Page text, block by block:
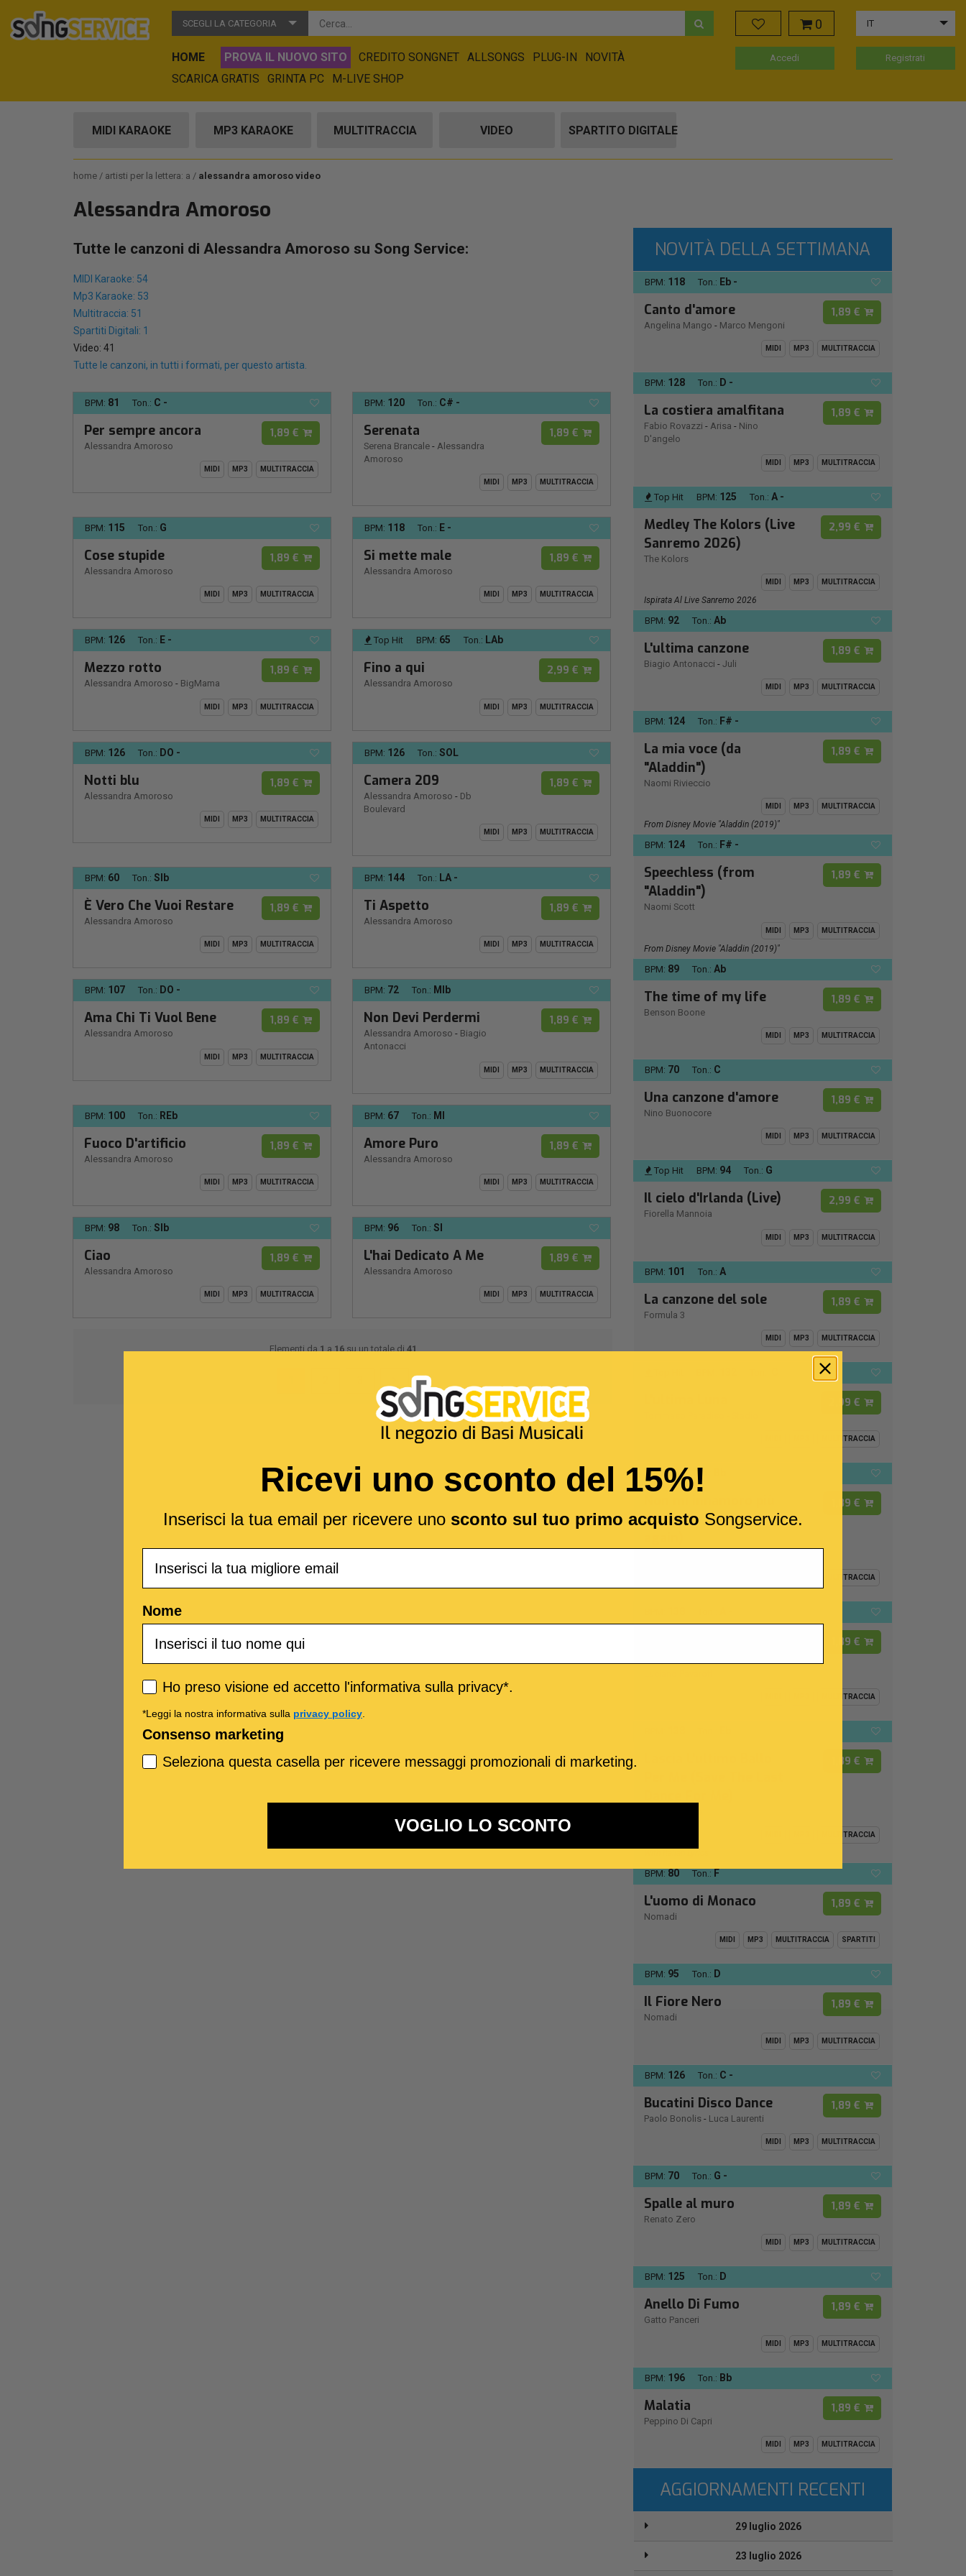
SCEGLI LA CATEGORIA
HOME PROVA IL NUOVO SITO CREDITO SONGNET ALLSONGS PLUG-IN
NOVITÀ
SCARICA GRATIS
GRINTA PC M-LIVE SHOP
0 IT
Accedi Registrati
MIDI KARAOKE MP3 KARAOKE MULTITRACCIA VIDEO SPARTITO DIGITALE
home artisti per la lettera: a alessandra amoroso video
Alessandra Amoroso
Tutte le canzoni di Alessandra Amoroso su Song Service:
MIDI Karaoke: 54
Mp3 Karaoke: 53
Multitraccia: 51
Spartiti Digitali: 1
Video: 41
Tutte le canzoni, in tutti i formati, per questo artista.
BPM: 81 Ton.: C -
Per sempre ancora
Alessandra Amoroso
1,89 €
MIDI MP3 MULTITRACCIA
BPM: 120 Ton.: C# -
Serenata
Serena Brancale - Alessandra
Amoroso
1,89 €
MIDI MP3 MULTITRACCIA
BPM: 115 Ton.: G
Cose stupide
Alessandra Amoroso
1,89 €
MIDI MP3 MULTITRACCIA
BPM: 118 Ton.: E -
Si mette male
Alessandra Amoroso
1,89 €
MIDI MP3 MULTITRACCIA
BPM: 126 Ton.: E -
Mezzo rotto
Alessandra Amoroso - BigMama
1,89 €
MIDI MP3 MULTITRACCIA
Top Hit BPM: 65 Ton.: LAb
Fino a qui
Alessandra Amoroso
2,99 €
MIDI MP3 MULTITRACCIA
BPM: 126 Ton.: DO -
Notti blu
Alessandra Amoroso
1,89 €
MIDI MP3 MULTITRACCIA
BPM: 126 Ton.: SOL
Camera 209
Alessandra Amoroso - Db
Boulevard
1,89 €
MIDI MP3 MULTITRACCIA
BPM: 60 Ton.: SIb
È Vero Che Vuoi Restare
Alessandra Amoroso
1,89 €
MIDI MP3 MULTITRACCIA
BPM: 144 Ton.: LA -
Ti Aspetto
Alessandra Amoroso
1,89 €
MIDI MP3 MULTITRACCIA
BPM: 107 Ton.: DO -
Ama Chi Ti Vuol Bene
Alessandra Amoroso
1,89 €
MIDI MP3 MULTITRACCIA
BPM: 72 Ton.: MIb
Non Devi Perdermi
Alessandra Amoroso - Biagio
Antonacci
1,89 €
MIDI MP3 MULTITRACCIA
BPM: 100 Ton.: REb
Fuoco D'artificio
Alessandra Amoroso
1,89 €
MIDI MP3 MULTITRACCIA
BPM: 67 Ton.: MI
Amore Puro
Alessandra Amoroso
1,89 €
MIDI MP3 MULTITRACCIA
BPM: 98 Ton.: SIb
Ciao
Alessandra Amoroso
1,89 €
MIDI MP3 MULTITRACCIA
BPM: 96 Ton.: SI
L'hai Dedicato A Me
Alessandra Amoroso
1,89 €
MIDI MP3 MULTITRACCIA
Elementi da1a16su un totale di41
NOVITÀ DELLA SETTIMANA
BPM: 118 Ton.: Eb -
Canto d'amore
Angelina Mango - Marco Mengoni
1,89 €
MIDI MP3 MULTITRACCIA
BPM: 128 Ton.: D -
La costiera amalfitana
Fabio Rovazzi - Arisa - Nino
D'angelo
1,89 €
MIDI MP3 MULTITRACCIA
Top Hit BPM: 125 Ton.: A -
Medley The Kolors (Live
Sanremo 2026)
The Kolors
2,99 €
MIDI MP3 MULTITRACCIA
Ispirata Al Live Sanremo 2026
BPM: 92 Ton.: Ab
L'ultima canzone
Biagio Antonacci - Juli
1,89 €
MIDI MP3 MULTITRACCIA
BPM: 124 Ton.: F# -
La mia voce (da
"Aladdin")
Naomi Rivieccio
1,89 €
MIDI MP3 MULTITRACCIA
From Disney Movie "Aladdin (2019)"
BPM: 124 Ton.: F# -
Speechless (from
"Aladdin")
Naomi Scott
1,89 €
MIDI MP3 MULTITRACCIA
From Disney Movie "Aladdin (2019)"
BPM: 89 Ton.: Ab
The time of my life
Benson Boone
1,89 €
MIDI MP3 MULTITRACCIA
BPM: 70 Ton.: C
Una canzone d'amore
Nino Buonocore
1,89 €
MIDI MP3 MULTITRACCIA
Top Hit BPM: 94 Ton.: G
Il cielo d'Irlanda (Live)
Fiorella Mannoia
2,99 €
MIDI MP3 MULTITRACCIA
BPM: 101 Ton.: A
La canzone del sole
Formula 3
1,89 €
MIDI MP3 MULTITRACCIA
2,99 €
MULTITRACCIA
BPM:67 Ton.:
(I'll never fall in love
1,89 €
MULTITRACCIA
1,89 €
MULTITRACCIA
1,89 €
MULTITRACCIA
BPM: 80 Ton.: F
L'uomo di Monaco
Nomadi
1,89 €
MIDI MP3 MULTITRACCIA SPARTITI
BPM: 95 Ton.: D
Il Fiore Nero
Nomadi
1,89 €
MIDI MP3 MULTITRACCIA
BPM: 126 Ton.: C -
Bucatini Disco Dance
Paolo Bonolis - Luca Laurenti
1,89 €
MIDI MP3 MULTITRACCIA
BPM: 70 Ton.: G -
Spalle al muro
Renato Zero
1,89 €
MIDI MP3 MULTITRACCIA
BPM: 125 Ton.: D
Anello Di Fumo
Gatto Panceri
1,89 €
MIDI MP3 MULTITRACCIA
BPM: 196 Ton.: Bb
Malatia
Peppino Di Capri
1,89 €
MIDI MP3 MULTITRACCIA
AGGIORNAMENTI RECENTI
29 luglio 2026
23 luglio 2026
Ricevi uno sconto del 15%!
Inserisci la tua email per ricevere uno sconto sul tuo primo acquisto Songservice.
Nome
Privacy policy
Ho preso visione ed accetto l'informativa sulla privacy*.
*Leggi la nostra informativa sulla privacy policy.
Consenso marketing
Seleziona questa casella per ricevere messaggi promozionali di marketing.
VOGLIO LO SCONTO